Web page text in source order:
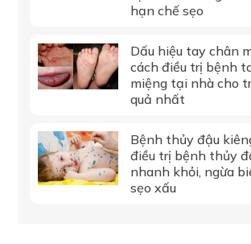
hạn chế sẹo
Dấu hiệu tay chân
cách điều trị bệnh
miệng tại nhà cho
quả nhất
Bệnh thủy đậu
điều trị bệnh thủy
nhanh khỏi, ngừa
sẹo xấu